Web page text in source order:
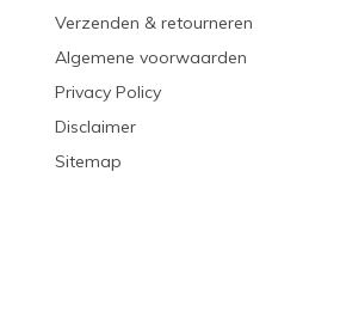
Verzenden & retourneren
Algemene voorwaarden
Privacy Policy
Disclaimer
Sitemap